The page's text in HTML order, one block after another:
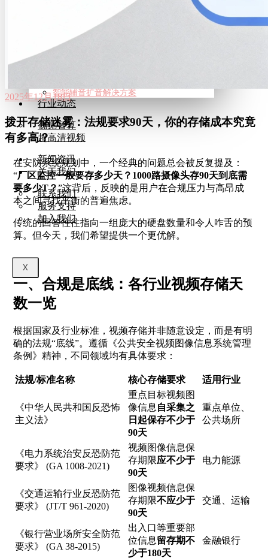
智慧城管视觉中枢方案
社区智慧管理解决方案
5G+8K屏控解决方案
智慧交通监控解决方案
智慧城管视觉中枢方案
智能音频
智能辅音扩音解决方案
行业动态
视觉智算
超高清视频
新闻资讯
关于我们
联系我们
服务支持
加入我们
X
2025年12月18日
拨开存储迷雾：法规要求90天，你的存储成本究竟
有多高？
在安防系统规划中，一个经典的问题总会被反复提及：
“厂区监控一般要存多少天？1000路摄像头存90天到底需
要多少T？”这背后，反映的是用户在合规压力与高昂成
本之间寻找平衡的普遍焦虑。
传统的回答往往指向一组庞大的硬盘数量和令人咋舌的预
算。但今天，我们希望提供一个更优解。
一、合规是底线：各行业视频存储天
数一览
根据国家及行业标准，视频存储并非随意设定，而是有明
确的法规“底线”。遵循《公共安全视频图像信息系统管理
条例》精神，不同领域均有具体要求：
法规/标准名称 核心存储要求 适用行业
《中华人民共和国反恐怖
主义法》
重点目标视频图
像信息 自采集之
日起保存不少于
90天
重点单位、
公共场所
《电力系统治安反恐防范
要求》 (GA 1008-2021)
视频图像信息保
存期限应不少于
90天
电力能源
《交通运输行业反恐防范
要求》 (JT/T 961-2020)
图像视频信息保
存期限不应少于
90天
交通、运输
《银行营业场所安全防范
要求》 (GA 38-2015)
出入口等重要部
位信息留存期不
少于180天
金融银行